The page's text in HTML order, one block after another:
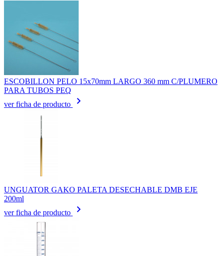
ESCOBILLON PELO 15x70mm LARGO 360 mm C/PLUMERO
PARA TUBOS PEQ
ver ficha de producto
keyboard_arrow_right
UNGUATOR GAKO PALETA DESECHABLE DMB EJE
200ml
ver ficha de producto
keyboard_arrow_right